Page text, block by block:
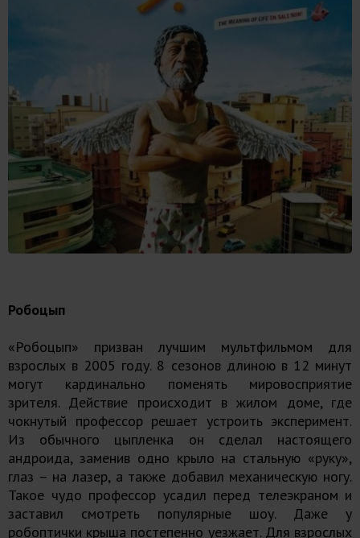
Робоцып
«Робоцып» призван лучшим мультфильмом для
взрослых в 2005 году. 8 сезонов длиною в 12 минут
могут кардинально поменять мировосприятие
зрителя. Действие происходит в жилом доме, где
чокнутый профессор решает устроить эксперимент.
Из обычного цыпленка он сделал настоящего
андроида, заменив одно крыло на стальную «руку»,
глаз – на лазер, а также добавил механическую ногу.
Такое чудо профессор усадил перед телеэкраном и
заставил смотреть популярные шоу. Даже у
робоптички крыша постепенно уезжает. Для взрослых